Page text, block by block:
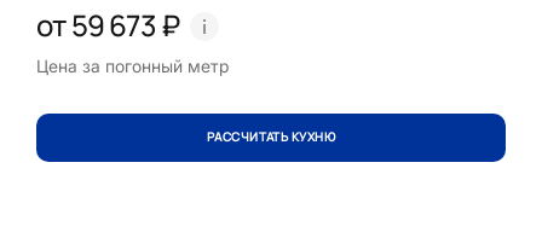
от 59 673 ₽
Цена за погонный метр
РАССЧИТАТЬ КУХНЮ